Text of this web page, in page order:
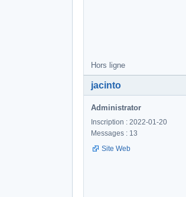
Hors ligne
jacinto
Administrator
Inscription : 2022-01-20
Messages : 13
Site Web